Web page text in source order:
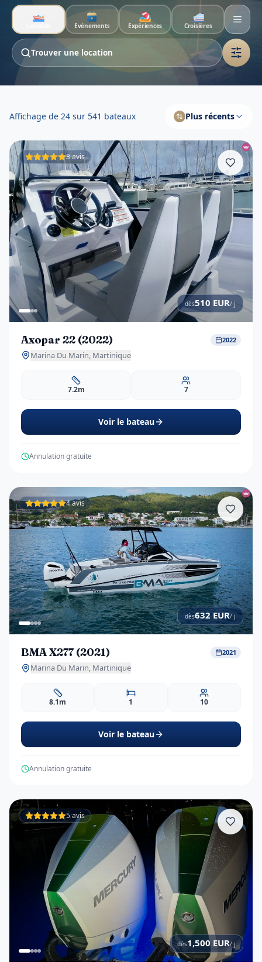
Aller au contenu principal
Événements Expériences Croisières
Trouver une location
Location de bateaux en Caraïbe
Affichage de 24 sur 541 bateaux Plus récents
3 avis
dès510 EUR/ j
Axopar 22 (2022) 2022
Marina Du Marin, Martinique
7.2m 7
Voir le bateau
Annulation gratuite
4 avis
dès632 EUR/ j
BMA X277 (2021) 2021
Marina Du Marin, Martinique
8.1m 1 10
Voir le bateau
Annulation gratuite
5 avis
dès1,500 EUR/ j